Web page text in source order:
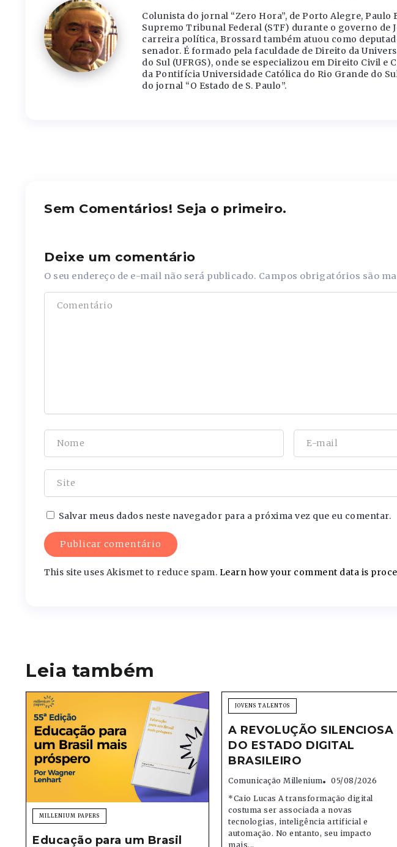
Colunista do jornal “Zero Hora”, de Porto Alegre,
Supremo Tribunal Federal (STF) durante o governo de
carreira política, Brossard também atuou como
senador. É formado pela faculdade de Direito da
do Sul (UFRGS), onde se especializou em Direito Civil
da Pontifícia Universidade Católica do Rio Grande do
do jornal “O Estado de S. Paulo”.
Sem Comentários! Seja o primeiro.
Deixe um comentário
O seu endereço de e-mail não será publicado. Campos obrigatórios são
Salvar meus dados neste navegador para a próxima vez que eu comentar.
This site uses Akismet to reduce spam. Learn how your comment data is
Leia também
MILLENIUM PAPERS
Educação para um Brasil
JOVENS TALENTOS
A REVOLUÇÃO SILENCIOSA
DO ESTADO DIGITAL
BRASILEIRO
Comunicação Millenium
05/08/2026
*Caio Lucas A transformação digital
costuma ser associada a novas
tecnologias, inteligência artificial e
automação. No entanto, seu impacto
mais...